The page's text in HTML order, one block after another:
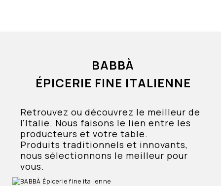
BABBÀ
ÉPICERIE FINE ITALIENNE
Retrouvez ou découvrez le meilleur de
l'Italie. Nous faisons le lien entre les
producteurs et votre table.
Produits traditionnels et innovants,
nous sélectionnons le meilleur pour
vous.